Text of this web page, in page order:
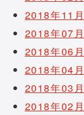
2018年11
2018年07
2018年06
2018年04
2018年03
2018年02